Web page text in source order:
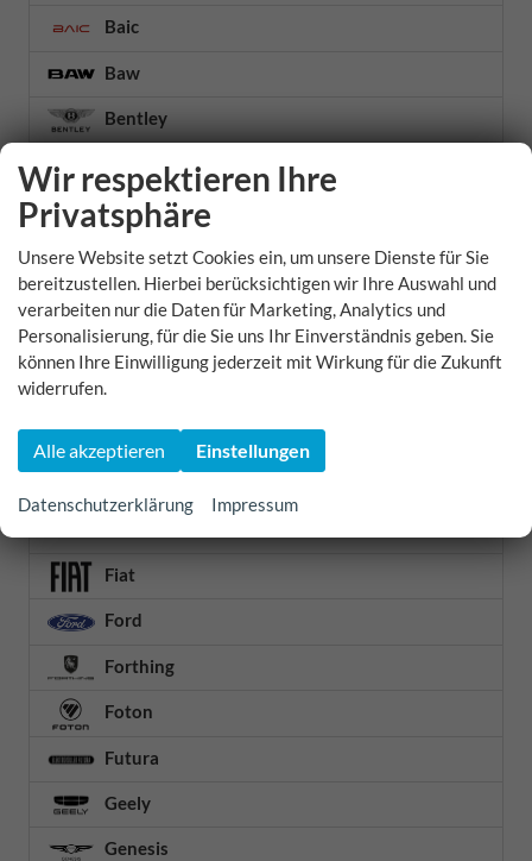
Baic
Baw
Bentley
BYD
Chevrolet
Citroën
Cupra
Dacia
Fiat
Ford
Forthing
Foton
Futura
Geely
Genesis
Wir respektieren Ihre
Privatsphäre
Unsere Website setzt Cookies ein, um unsere Dienste für Sie
bereitzustellen. Hierbei berücksichtigen wir Ihre Auswahl und
verarbeiten nur die Daten für Marketing, Analytics und
Personalisierung, für die Sie uns Ihr Einverständnis geben. Sie
können Ihre Einwilligung jederzeit mit Wirkung für die Zukunft
widerrufen.
Alle akzeptieren Einstellungen
Datenschutzerklärung Impressum